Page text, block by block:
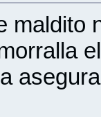
maldito